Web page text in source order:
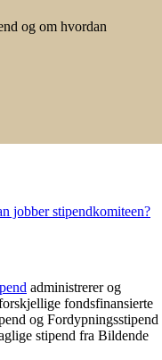
og om hvordan
jobber stipendkomiteen?
administrerer og
fondsfinansierte
og Fordypningsstipend
stipend fra Bildende